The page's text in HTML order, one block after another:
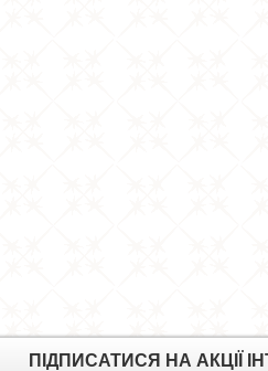
ПІДПИСАТИСЯ НА АКЦІЇ